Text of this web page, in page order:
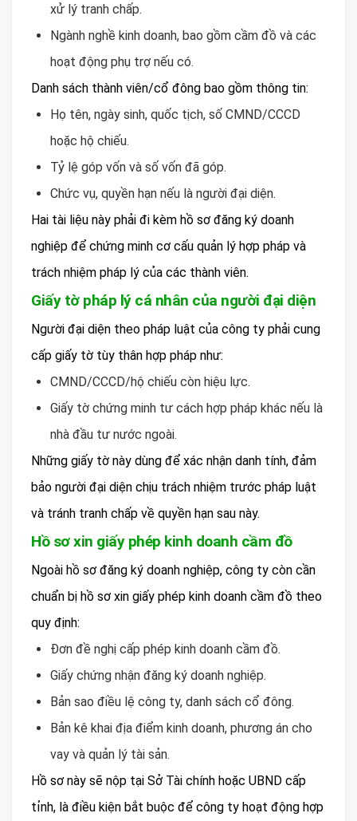
xử lý tranh chấp.
Ngành nghề kinh doanh, bao gồm cầm đồ và các
hoạt động phụ trợ nếu có.
Danh sách thành viên/cổ đông bao gồm thông tin:
Họ tên, ngày sinh, quốc tịch, số CMND/CCCD
hoặc hộ chiếu.
Tỷ lệ góp vốn và số vốn đã góp.
Chức vụ, quyền hạn nếu là người đại diện.
Hai tài liệu này phải đi kèm hồ sơ đăng ký doanh
nghiệp để chứng minh cơ cấu quản lý hợp pháp và
trách nhiệm pháp lý của các thành viên.
Giấy tờ pháp lý cá nhân của người đại diện
Người đại diện theo pháp luật của công ty phải cung
cấp giấy tờ tùy thân hợp pháp như:
CMND/CCCD/hộ chiếu còn hiệu lực.
Giấy tờ chứng minh tư cách hợp pháp khác nếu là
nhà đầu tư nước ngoài.
Những giấy tờ này dùng để xác nhận danh tính, đảm
bảo người đại diện chịu trách nhiệm trước pháp luật
và tránh tranh chấp về quyền hạn sau này.
Hồ sơ xin giấy phép kinh doanh cầm đồ
Ngoài hồ sơ đăng ký doanh nghiệp, công ty còn cần
chuẩn bị hồ sơ xin giấy phép kinh doanh cầm đồ theo
quy định:
Đơn đề nghị cấp phép kinh doanh cầm đồ.
Giấy chứng nhận đăng ký doanh nghiệp.
Bản sao điều lệ công ty, danh sách cổ đông.
Bản kê khai địa điểm kinh doanh, phương án cho
vay và quản lý tài sản.
Hồ sơ này sẽ nộp tại Sở Tài chính hoặc UBND cấp
tỉnh, là điều kiện bắt buộc để công ty hoạt động hợp